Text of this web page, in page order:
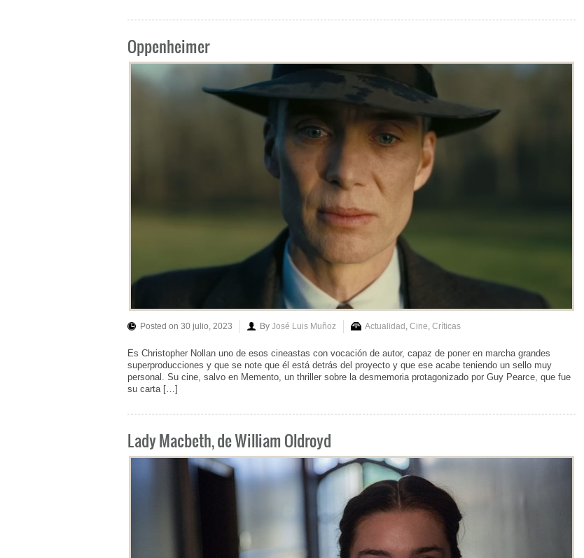
Oppenheimer
Posted on 30 julio, 2023 By José Luis Muñoz Actualidad Cine Críticas
Es Christopher Nollan uno de esos cineastas con vocación de autor, capaz de poner en marcha grandes
superproducciones y que se note que él está detrás del proyecto y que ese acabe teniendo un sello muy
personal. Su cine, salvo en Memento, un thriller sobre la desmemoria protagonizado por Guy Pearce, que fue
su carta […]
Lady Macbeth, de William Oldroyd